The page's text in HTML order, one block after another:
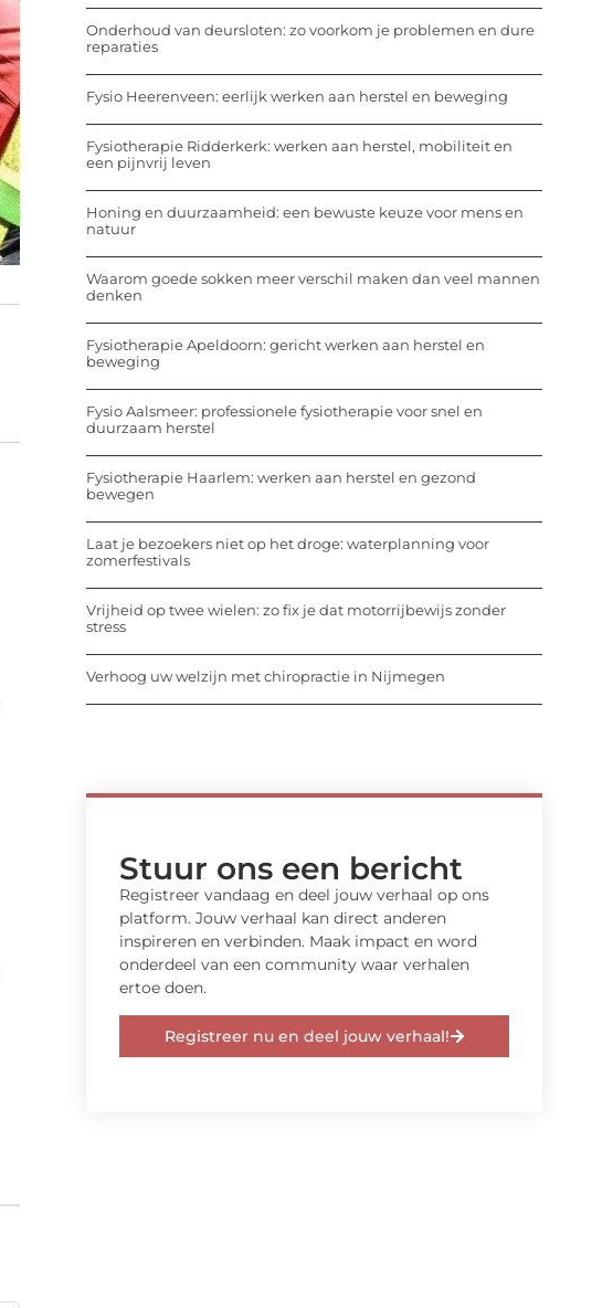
Onderhoud van deursloten: zo voorkom je problemen en dure
reparaties
Fysio Heerenveen: eerlijk werken aan herstel en beweging
Fysiotherapie Ridderkerk: werken aan herstel, mobiliteit en
een pijnvrij leven
Honing en duurzaamheid: een bewuste keuze voor mens en
natuur
Waarom goede sokken meer verschil maken dan veel mannen
denken
Fysiotherapie Apeldoorn: gericht werken aan herstel en
beweging
Fysio Aalsmeer: professionele fysiotherapie voor snel en
duurzaam herstel
Fysiotherapie Haarlem: werken aan herstel en gezond
bewegen
Laat je bezoekers niet op het droge: waterplanning voor
zomerfestivals
Vrijheid op twee wielen: zo fix je dat motorrijbewijs zonder
stress
Verhoog uw welzijn met chiropractie in Nijmegen
Stuur ons een bericht
Registreer vandaag en deel jouw verhaal op ons
platform. Jouw verhaal kan direct anderen
inspireren en verbinden. Maak impact en word
onderdeel van een community waar verhalen
ertoe doen.
Registreer nu en deel jouw verhaal!